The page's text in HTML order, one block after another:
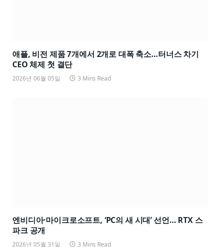
애플, 비전 제품 7개에서 2개로 대폭 축소…터너스 차기
CEO 체제 첫 결단
2026년 06월 05일 3 Mins Read
엔비디아·마이크로소프트, ‘PC의 새 시대’ 선언… RTX 스
파크 공개
2026년 05월 31일 3 Mins Read